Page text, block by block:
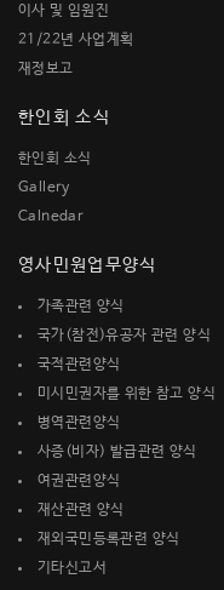
이사 및 임원진
21/22년 사업계획
재정보고
한인회 소식
한인회 소식
Gallery
Calnedar
영사민원업무양식
가족관련 양식
국가(참전)유공자 관련 양식
국적관련양식
미시민권자를 위한 참고 양식
병역관련양식
사증(비자) 발급관련 양식
여권관련양식
재산관련 양식
재외국민등록관련 양식
기타신고서